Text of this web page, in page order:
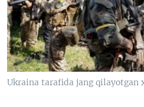
VIDEO
XABARLAR SURATLARDA
ODNOKLASSNIKI
TELEGRAM
TWITTER
SOUNDCLOUD
VOA
Ukraina tarafida jang